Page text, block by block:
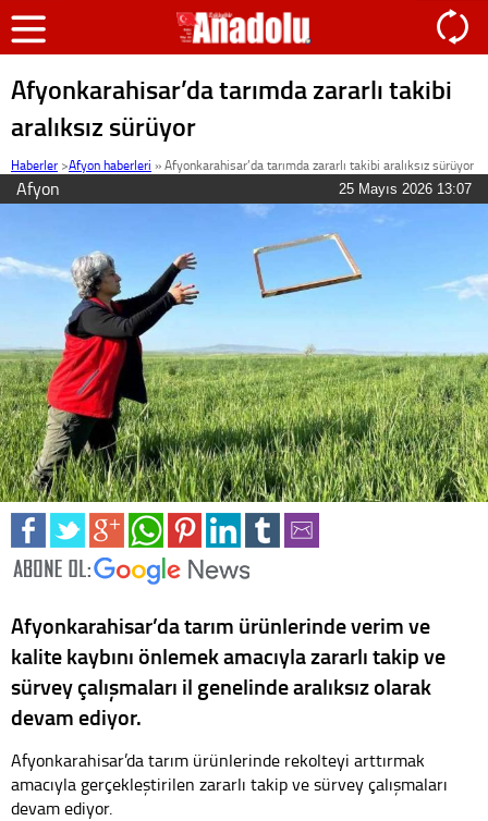
Afyonkarahisar’da tarımda zararlı takibi
aralıksız sürüyor
Haberler >Afyon haberleri »Afyonkarahisar’da tarımda zararlı takibi aralıksız sürüyor
Afyon 25 Mayıs 2026 13:07
Afyonkarahisar’da tarım ürünlerinde verim ve
kalite kaybını önlemek amacıyla zararlı takip ve
sürvey çalışmaları il genelinde aralıksız olarak
devam ediyor.
Afyonkarahisar’da tarım ürünlerinde rekolteyi arttırmak
amacıyla gerçekleştirilen zararlı takip ve sürvey çalışmaları
devam ediyor.